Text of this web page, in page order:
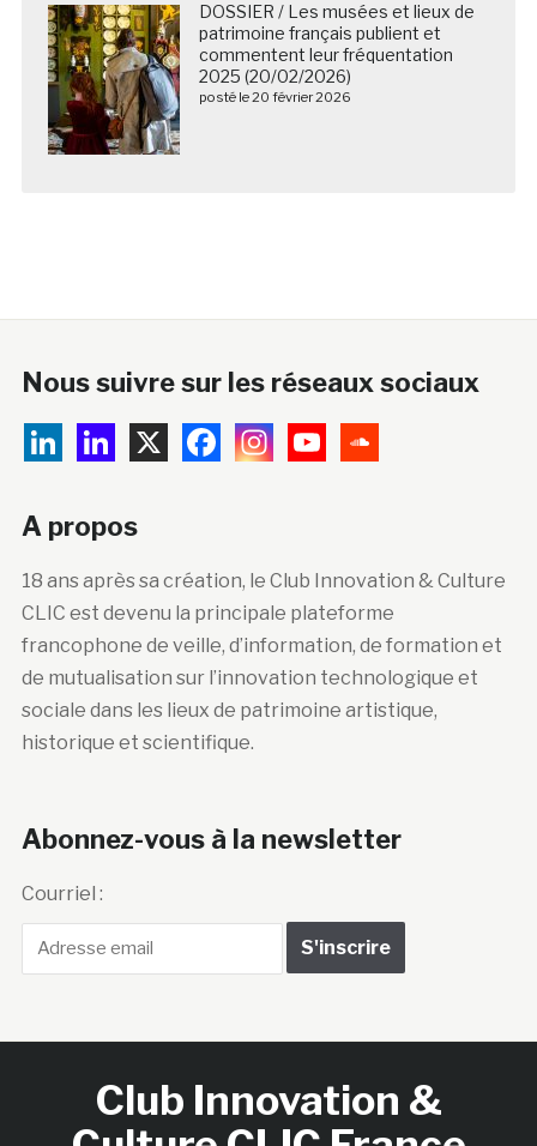
DOSSIER / Les musées et lieux de
patrimoine français publient et
commentent leur fréquentation
2025 (20/02/2026)
posté le 20 février 2026
Nous suivre sur les réseaux sociaux
A propos
18 ans après sa création, le Club Innovation & Culture
CLIC est devenu la principale plateforme
francophone de veille, d’information, de formation et
de mutualisation sur l’innovation technologique et
sociale dans les lieux de patrimoine artistique,
historique et scientifique.
Abonnez-vous à la newsletter
Courriel :
Club Innovation &